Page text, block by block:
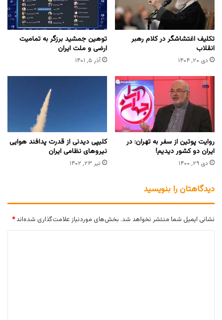
تکلیف اغتشاشگر در کلام رهبر
انقلاب
دی ۲۰, ۱۴۰۴
توهین جمشید برزگر به تمامیت
ارضی و ملت ایران
آذر ۵, ۱۴۰۱
روایت پوتین از سفر به تهران: در
ایران دو کشور دیدیم!
دی ۲۹, ۱۴۰۰
کلیپی دیدنی از قدرت پدافند هوایی
نیروهای نظامی ایران
تیر ۲۳, ۱۴۰۲
دیدگاهتان را بنویسید
نشانی ایمیل شما منتشر نخواهد شد. بخش‌های موردنیاز علامت‌گذاری شده‌اند*